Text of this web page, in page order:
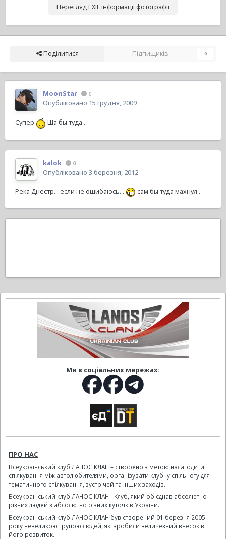
Перегляд EXIF інформації фотографії
Поділитися Підпищиків 0
MoonStar 0
Опубліковано 15 грудня, 2009
Супер Ща бы туда...
kalok 0
Опубліковано 3 березня, 2012
Река Днестр... если не ошибаюсь... сам бы туда махнул...
Ми в соціальних мережах:
ПРО НАС
Всеукраїнський клуб ЛАНОС КЛАН – створено з метою налагодити
спілкування між автолюбителями, організувати клубну спільноту для
тематичного спілкування, зустрічей та інших заходів.
Всеукраїнський клуб ЛАНОС КЛАН - Клуб, який об'єднав абсолютно
різних людей з абсолютно різних куточків України.
Всеукраїнський клуб ЛАНОС КЛАН був створений 01 березня 2005
року невеликою групою людей, які зробили величезний внесок в
його розвиток.